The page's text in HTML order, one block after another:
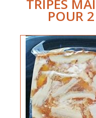
TRIPES
POUR